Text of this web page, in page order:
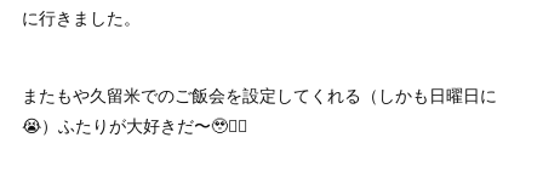
に行きました。
またもや久留米でのご飯会を設定してくれる（しかも日曜日に
😭）ふたりが大好きだ〜🥹❤️‍🔥